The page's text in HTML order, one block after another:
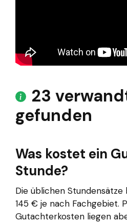
23
gefunden
Was kostet ein
Stunde?
Die üblichen
145 € je nach Fachgebiet.
Gutachterkosten liegen